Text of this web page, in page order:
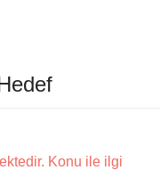
Konu ile ilgi